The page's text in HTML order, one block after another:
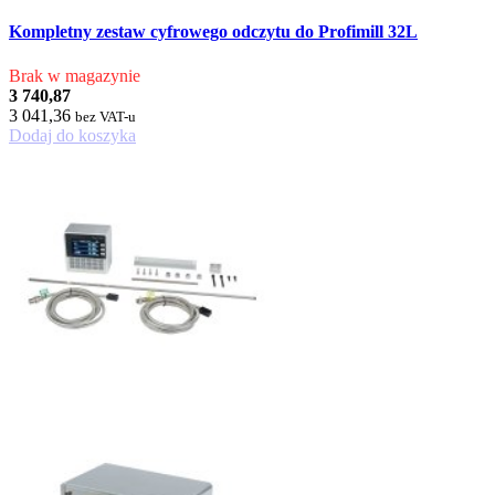
Kompletny zestaw cyfrowego odczytu do Profimill 32L
Brak w magazynie
3 740,87
3 041,36 bez VAT-u
Dodaj do koszyka